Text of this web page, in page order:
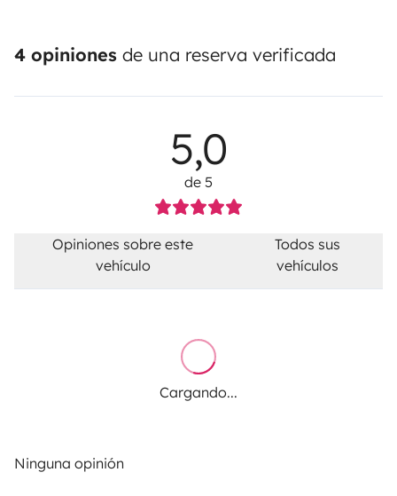
4 opiniones de una reserva verificada
5,0
de 5
Opiniones sobre este
vehículo
Todos sus
vehículos
Cargando...
Ninguna opinión